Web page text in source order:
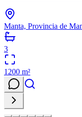
Manta, Provincia de
3
1200 m²